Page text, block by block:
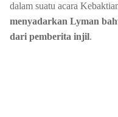
dalam suatu acara
menyadarkan Lyman
dari pemberita injil.